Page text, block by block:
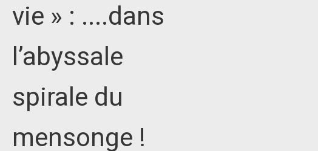
vie » : ....dans
l’abyssale
spirale du
mensonge !